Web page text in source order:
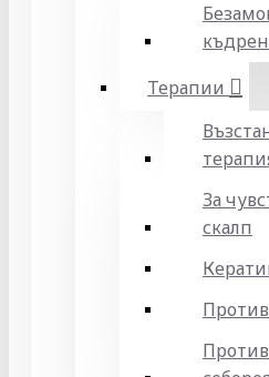
Терапии
За
скалп